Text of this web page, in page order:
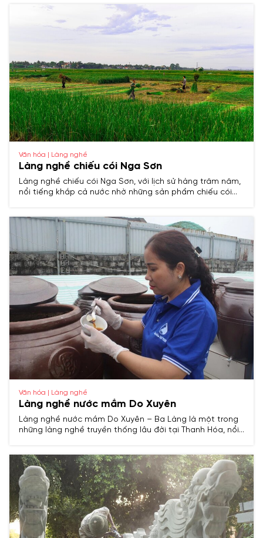
Văn hóa | Làng nghề
Làng nghề chiếu cói Nga Sơn
Làng nghề chiếu cói Nga Sơn, với lịch sử hàng trăm năm,
nổi tiếng khắp cả nước nhờ những sản phẩm chiếu cói
Văn hóa | Làng nghề
Làng nghề nước mắm Do Xuyên
Làng nghề nước mắm Do Xuyên – Ba Làng là một trong
những làng nghề truyền thống lâu đời tại Thanh Hóa, nổi
đà đặc trưng của vùng biển miền Trung.